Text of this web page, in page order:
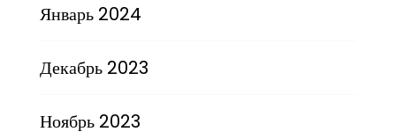
Январь 2024
Декабрь 2023
Ноябрь 2023